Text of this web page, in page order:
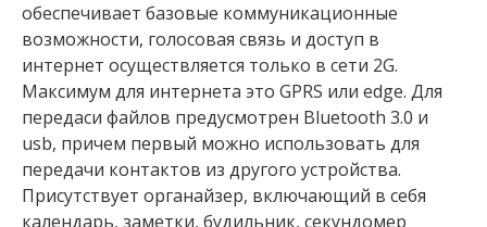
обеспечивает базовые коммуникационные
возможности, голосовая связь и доступ в
интернет осуществляется только в сети 2G.
Максимум для интернета это GPRS или edge. Для
передаси файлов предусмотрен Bluetooth 3.0 и
usb, причем первый можно использовать для
передачи контактов из другого устройства.
Присутствует органайзер, включающий в себя
календарь, заметки, будильник, секундомер